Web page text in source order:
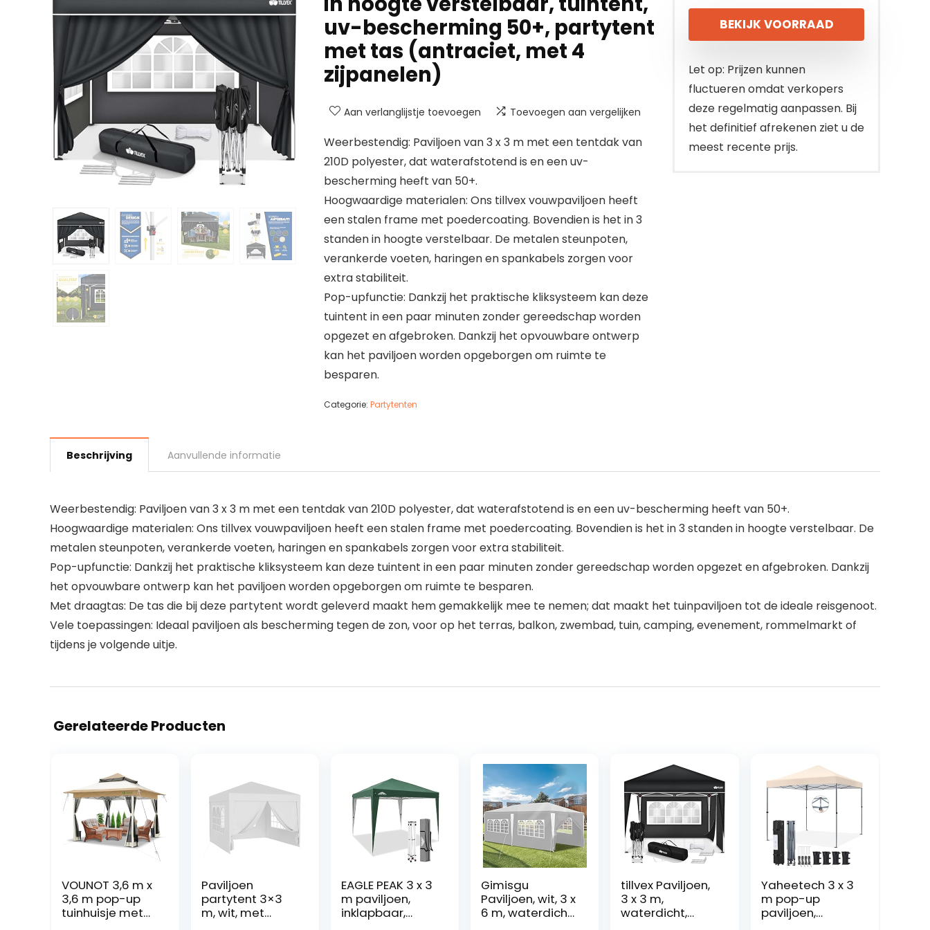
uv-bescherming 50+, partytent
met tas (antraciet, met 4
zijpanelen)
Aan verlanglijstje toevoegen Toevoegen aan vergelijken
Weerbestendig: Paviljoen van 3 x 3 m met een tentdak van
210D polyester, dat waterafstotend is en een uv-
bescherming heeft van 50+.
Hoogwaardige materialen: Ons tillvex vouwpaviljoen heeft
een stalen frame met poedercoating. Bovendien is het in 3
standen in hoogte verstelbaar. De metalen steunpoten,
verankerde voeten, haringen en spankabels zorgen voor
extra stabiliteit.
Pop-upfunctie: Dankzij het praktische kliksysteem kan deze
tuintent in een paar minuten zonder gereedschap worden
opgezet en afgebroken. Dankzij het opvouwbare ontwerp
kan het paviljoen worden opgeborgen om ruimte te
besparen.
Categorie: Partytenten
was:
is:
BEKIJK VOORRAAD
Let op: Prijzen kunnen
fluctueren omdat verkopers
deze regelmatig aanpassen. Bij
het definitief afrekenen ziet u de
meest recente prijs.
Beschrijving Aanvullende informatie
Weerbestendig: Paviljoen van 3 x 3 m met een tentdak van 210D polyester, dat waterafstotend is en een uv-bescherming heeft van 50+.
Hoogwaardige materialen: Ons tillvex vouwpaviljoen heeft een stalen frame met poedercoating. Bovendien is het in 3 standen in hoogte verstelbaar. De
metalen steunpoten, verankerde voeten, haringen en spankabels zorgen voor extra stabiliteit.
Pop-upfunctie: Dankzij het praktische kliksysteem kan deze tuintent in een paar minuten zonder gereedschap worden opgezet en afgebroken. Dankzij
het opvouwbare ontwerp kan het paviljoen worden opgeborgen om ruimte te besparen.
Met draagtas: De tas die bij deze partytent wordt geleverd maakt hem gemakkelijk mee te nemen; dat maakt het tuinpaviljoen tot de ideale reisgenoot.
Vele toepassingen: Ideaal paviljoen als bescherming tegen de zon, voor op het terras, balkon, zwembad, tuin, camping, evenement, rommelmarkt of
tijdens je volgende uitje.
Gerelateerde Producten
VOUNOT 3,6 m x
3,6 m pop-up
tuinhuisje met
Paviljoen
partytent 3×3
m, wit, met
EAGLE PEAK 3 x 3
m paviljoen,
inklapbaar,
Gimisgu
Paviljoen, wit, 3 x
6 m, waterdicht,
tillvex Paviljoen,
3 x 3 m,
waterdicht,
Yaheetech 3 x 3
m pop-up
paviljoen,